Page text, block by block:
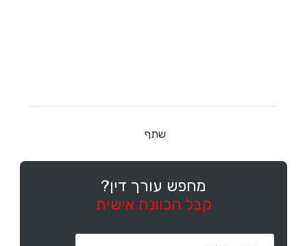
שתף
מחפש עורך דין?
קבל הכוונה אישית